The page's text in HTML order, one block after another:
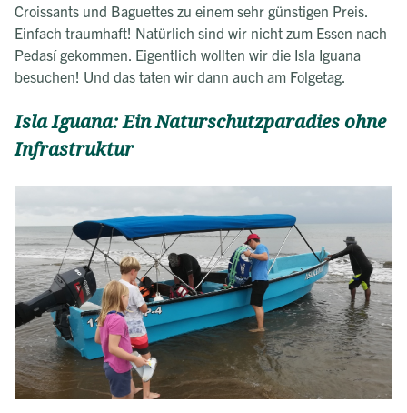
Croissants und Baguettes zu einem sehr günstigen Preis.
Einfach traumhaft! Natürlich sind wir nicht zum Essen nach
Pedasí gekommen. Eigentlich wollten wir die Isla Iguana
besuchen! Und das taten wir dann auch am Folgetag.
Isla Iguana: Ein Naturschutzparadies ohne
Infrastruktur